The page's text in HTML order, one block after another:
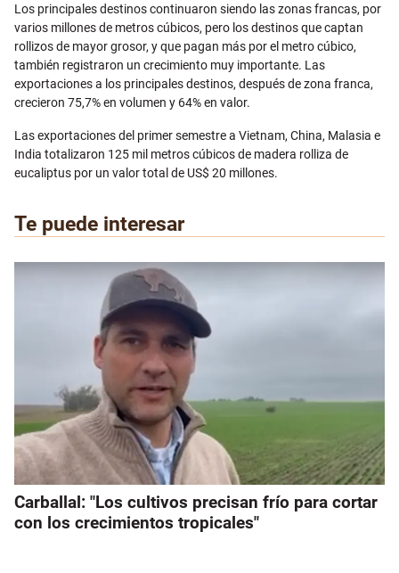
Los principales destinos continuaron siendo las zonas francas, por
varios millones de metros cúbicos, pero los destinos que captan
rollizos de mayor grosor, y que pagan más por el metro cúbico,
también registraron un crecimiento muy importante. Las
exportaciones a los principales destinos, después de zona franca,
crecieron 75,7% en volumen y 64% en valor.
Las exportaciones del primer semestre a Vietnam, China, Malasia e
India totalizaron 125 mil metros cúbicos de madera rolliza de
eucaliptus por un valor total de US$ 20 millones.
Te puede interesar
Carballal: "Los cultivos precisan frío para cortar
con los crecimientos tropicales"